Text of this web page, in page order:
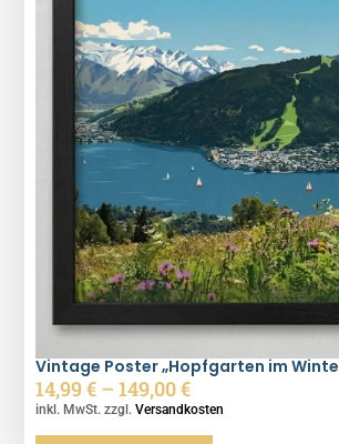
Vintage Poster „Hopfgarten im
14,99€ –149,00€
inkl. MwSt. zzgl.Versandkosten